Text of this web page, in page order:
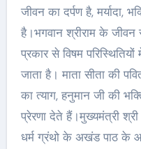
जीवन का दर्पण है, मर्यादा,
है।भगवान श्रीराम के
प्रकार से विषम
जाता है। माता सीता की
का त्याग, हनुमान जी की
प्रेरणा देते हैं।मुख्यमंत्री
धर्म ग्रंथो के अखंड पाठ के